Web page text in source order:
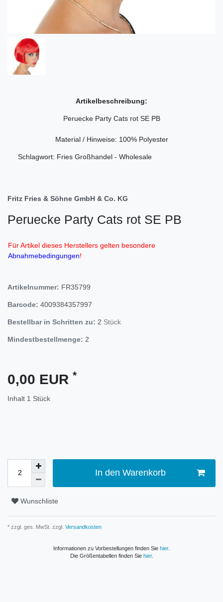
Artikelbeschreibung:
Peruecke Party Cats rot SE PB
Material / Hinweise: 100% Polyester
Schlagwort: Fries Großhandel - Wholesale
Fritz Fries & Söhne GmbH & Co. KG
Peruecke Party Cats rot SE PB
Für Artikel dieses Herstellers gelten besondere
Abnahmebedingungen!
Artikelnummer: FR35799
Barcode: 4009384357997
Bestellbar in Schritten zu: 2 Stück
Mindestbestellmenge: 2
0,00 EUR *
Inhalt 1 Stück
In den Warenkorb
Wunschliste
* zzgl. ges. MwSt. zzgl. Versandkosten
Informationen zu Vorbestellungen finden Sie hier.
Die Größentabellen finden Sie hier.